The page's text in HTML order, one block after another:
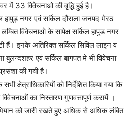
में 33 विवेचनाओ की वृद्धि हुई है।
हापुड़ नगर एवं सर्किल दौराला जनपद मेरठ
विवेचनाओ के सापेक्ष सर्किल हापुड नगर
हैं। इनके अतिरिक्त सर्किल सिविल लाइन व
बुलन्दशहर एवं सर्किल बागपत मे भी विवेचना
की गयी है।
क्षेत्राधिकारियों को निर्देशित किया गया कि
का निस्तारण गुणवत्तापूर्ण करायें ।
को जारी रखते हुए अधिक से अधिक लंबित